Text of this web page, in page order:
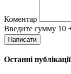
Коментар
Введите сумму 10
Написати
Останні публікації